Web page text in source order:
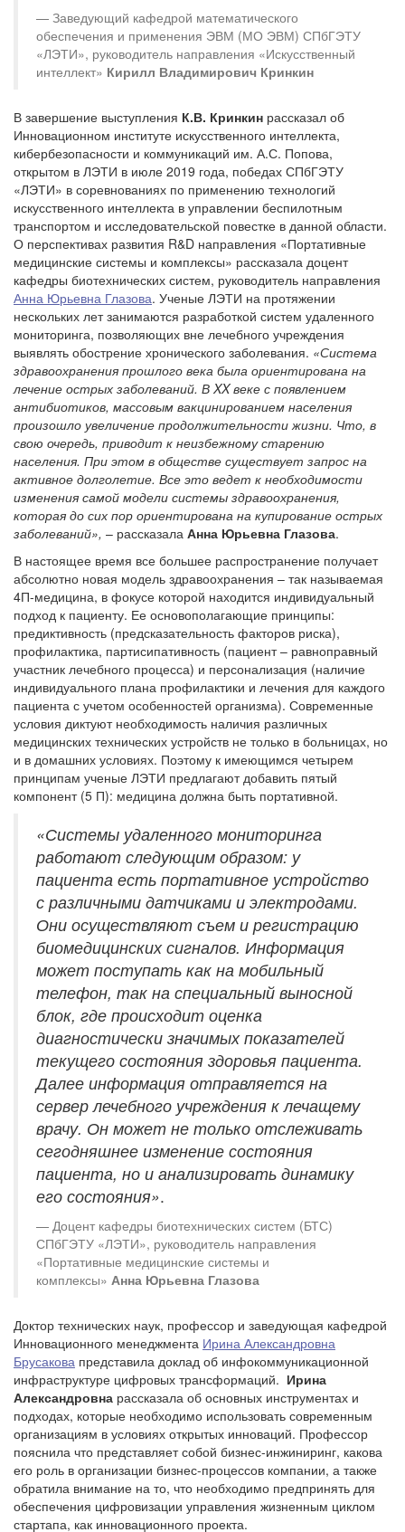
Заведующий кафедрой математического
обеспечения и применения ЭВМ (МО ЭВМ) СПбГЭТУ
«ЛЭТИ», руководитель направления «Искусственный
интеллект» Кирилл Владимирович Кринкин
В завершение выступления К.В. Кринкин рассказал об
Инновационном институте искусственного интеллекта,
кибербезопасности и коммуникаций им. А.С. Попова,
открытом в ЛЭТИ в июле 2019 года, победах СПбГЭТУ
«ЛЭТИ» в соревнованиях по применению технологий
искусственного интеллекта в управлении беспилотным
транспортом и исследовательской повестке в данной области.
О перспективах развития R&D направления «Портативные
медицинские системы и комплексы» рассказала доцент
кафедры биотехнических систем, руководитель направления
Анна Юрьевна Глазова. Ученые ЛЭТИ на протяжении
нескольких лет занимаются разработкой систем удаленного
мониторинга, позволяющих вне лечебного учреждения
выявлять обострение хронического заболевания. «Система
здравоохранения прошлого века была ориентирована на
лечение острых заболеваний. В XX веке с появлением
антибиотиков, массовым вакцинированием населения
произошло увеличение продолжительности жизни. Что, в
свою очередь, приводит к неизбежному старению
населения. При этом в обществе существует запрос на
активное долголетие. Все это ведет к необходимости
изменения самой модели системы здравоохранения,
которая до сих пор ориентирована на купирование острых
заболеваний», – рассказала Анна Юрьевна Глазова.
В настоящее время все большее распространение получает
абсолютно новая модель здравоохранения – так называемая
4П-медицина, в фокусе которой находится индивидуальный
подход к пациенту. Ее основополагающие принципы:
предиктивность (предсказательность факторов риска),
профилактика, партисипативность (пациент – равноправный
участник лечебного процесса) и персонализация (наличие
индивидуального плана профилактики и лечения для каждого
пациента с учетом особенностей организма). Современные
условия диктуют необходимость наличия различных
медицинских технических устройств не только в больницах, но
и в домашних условиях. Поэтому к имеющимся четырем
принципам ученые ЛЭТИ предлагают добавить пятый
компонент (5 П): медицина должна быть портативной.
«Системы удаленного мониторинга
работают следующим образом: у
пациента есть портативное устройство
с различными датчиками и электродами.
Они осуществляют съем и регистрацию
биомедицинских сигналов. Информация
может поступать как на мобильный
телефон, так на специальный выносной
блок, где происходит оценка
диагностически значимых показателей
текущего состояния здоровья пациента.
Далее информация отправляется на
сервер лечебного учреждения к лечащему
врачу. Он может не только отслеживать
сегодняшнее изменение состояния
пациента, но и анализировать динамику
его состояния».
Доцент кафедры биотехнических систем (БТС)
СПбГЭТУ «ЛЭТИ», руководитель направления
«Портативные медицинские системы и
комплексы» Анна Юрьевна Глазова
Доктор технических наук, профессор и заведующая кафедрой
Инновационного менеджмента Ирина Александровна
Брусакова представила доклад об инфокоммуникационной
инфраструктуре цифровых трансформаций. Ирина
Александровна рассказала об основных инструментах и
подходах, которые необходимо использовать современным
организациям в условиях открытых инноваций. Профессор
пояснила что представляет собой бизнес-инжиниринг, какова
его роль в организации бизнес-процессов компании, а также
обратила внимание на то, что необходимо предпринять для
обеспечения цифровизации управления жизненным циклом
стартапа, как инновационного проекта.